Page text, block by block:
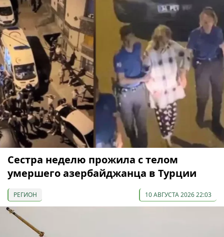
Сестра неделю прожила с телом
умершего азербайджанца в Турции
РЕГИОН 10 АВГУСТА 2026 22:03